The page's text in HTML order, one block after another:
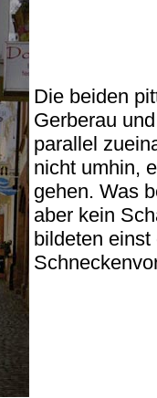
Die beiden
Gerberau
parallel
nicht umhin,
gehen. Was
aber kein
bildeten